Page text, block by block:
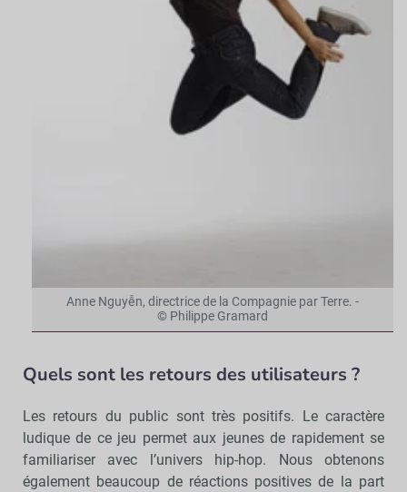
Anne Nguyễn, directrice de la Compagnie par Terre. -
© Philippe Gramard
Quels sont les retours des utilisateurs ?
Les retours du public sont très positifs. Le caractère
ludique de ce jeu permet aux jeunes de rapidement se
familiariser avec l’univers hip-hop. Nous obtenons
également beaucoup de réactions positives de la part